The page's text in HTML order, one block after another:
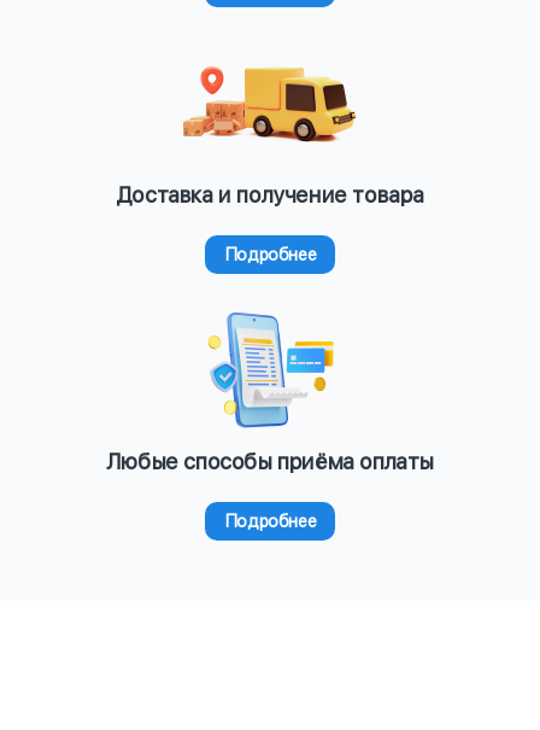
Доставка и получение товара
Подробнее
Любые способы приёма оплаты
Подробнее